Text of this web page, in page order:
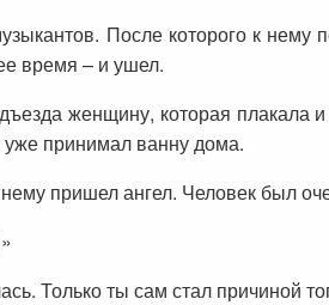
После которого к нему
время – и ушел.
женщину, которая
принимал ванну дома.
пришел ангел. Человек был
Только ты сам стал причиной